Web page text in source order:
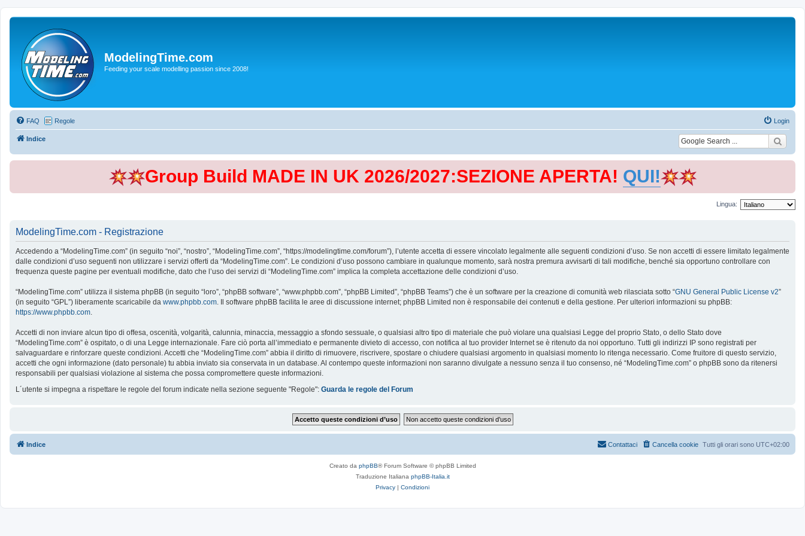
ModelingTime.com
Feeding your scale modelling passion since 2008!
FAQ Regole Login
Indice
Group Build MADE IN UK 2026/2027:SEZIONE APERTA! QUI!
Lingua:
ModelingTime.com - Registrazione
Accedendo a “ModelingTime.com” (in seguito “noi”, “nostro”, “ModelingTime.com”, “https://modelingtime.com/forum”), l’utente accetta di essere vincolato legalmente alle seguenti condizioni d’uso. Se non accetti di essere limitato legalmente
dalle condizioni d’uso seguenti non utilizzare i servizi offerti da “ModelingTime.com”. Le condizioni d’uso possono cambiare in qualunque momento, sarà nostra premura avvisarti di tali modifiche, benché sia opportuno controllare con
frequenza queste pagine per eventuali modifiche, dato che l’uso dei servizi di “ModelingTime.com” implica la completa accettazione delle condizioni d’uso.
“ModelingTime.com” utilizza il sistema phpBB (in seguito “loro”, “phpBB software”, “www.phpbb.com”, “phpBB Limited”, “phpBB Teams”) che è un software per la creazione di comunità web rilasciata sotto “GNU General Public License v2”
(in seguito “GPL”) liberamente scaricabile da www.phpbb.com . Il software phpBB facilita le aree di discussione internet; phpBB Limited non è responsabile dei contenuti e della gestione. Per ulteriori informazioni su phpBB:
https://www.phpbb.com
Accetti di non inviare alcun tipo di offesa, oscenità, volgarità, calunnia, minaccia, messaggio a sfondo sessuale, o qualsiasi altro tipo di materiale che può violare una qualsiasi Legge del proprio Stato, o dello Stato dove
“ModelingTime.com” è ospitato, o di una Legge internazionale. Fare ciò porta all’immediato e permanente divieto di accesso, con notifica al tuo provider Internet se è ritenuto da noi opportuno. Tutti gli indirizzi IP sono registrati per
salvaguardare e rinforzare queste condizioni. Accetti che “ModelingTime.com” abbia il diritto di rimuovere, riscrivere, spostare o chiudere qualsiasi argomento in qualsiasi momento lo ritenga necessario. Come fruitore di questo servizio,
accetti che ogni informazione (dato personale) tu abbia inviato sia conservata in un database. Al contempo queste informazioni non saranno divulgate a nessuno senza il tuo consenso, né “ModelingTime.com” o phpBB sono da ritenersi
responsabili per qualsiasi violazione al sistema che possa compromettere queste informazioni.
L´utente si impegna a rispettare le regole del forum indicate nella sezione seguente "Regole": Guarda le regole del Forum
Indice Tutti gli orari sono UTC+02:00
Cancella cookie
Contattaci
Creato da phpBB® Forum Software © phpBB Limited
Traduzione Italiana phpBB-Italia.it
Privacy | Condizioni